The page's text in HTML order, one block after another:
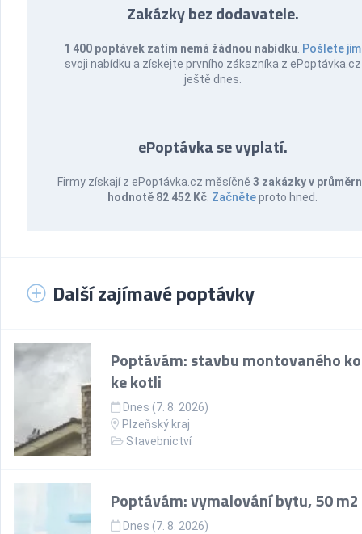
Zakázky bez dodavatele.
1 400 poptávek zatím nemá žádnou nabídku Pošlete jim
svoji nabídku a získejte prvního zákazníka z ePoptávka.cz
ještě dnes.
ePoptávka se vyplatí.
Firmy získají z ePoptávka.cz měsíčně 3 zakázky v
hodnotě 82 452 Kč Začněteproto hned.
Další zajímavé poptávky
Poptávám: stavbu montovaného
ke kotli
Dnes (7. 8. 2026)
Plzeňský kraj
Stavebnictví
Poptávám: vymalování bytu, 50 m2
Dnes (7. 8. 2026)